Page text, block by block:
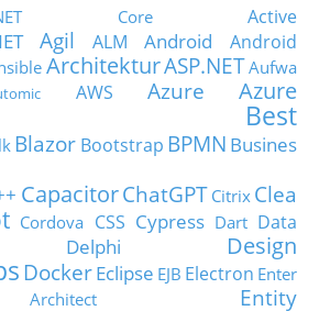
Core
Active
Agil ALM Android
Android
ArchitekturASP.NETAufwa
AWS Azure
Azure
Best
Blazor Bootstrap BPMN Busines
CapacitorChatGPT Citrix Clea
Cordova CSS Cypress Dart Data
Delphi
Design
DockerEclipse EJB Electron Enter
Entity